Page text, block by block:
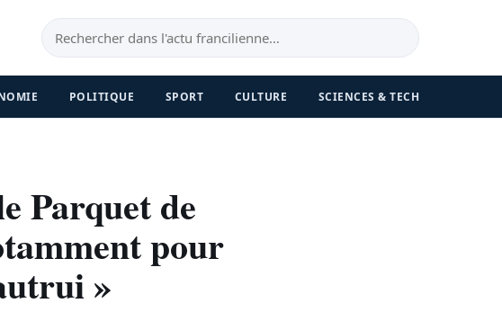
POLITIQUE SPORT CULTURE SCIENCES & TECH
Parquet de
pour
»